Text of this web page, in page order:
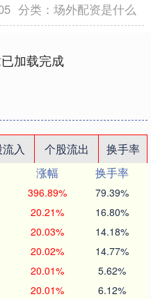
分类：场外配资是什么
加载完成
入 个股流出
换手率
涨幅
换手率
396.89% 79.39%
20.21% 16.80%
20.03% 14.18%
20.02% 14.77%
20.01% 5.62%
20.01% 6.12%